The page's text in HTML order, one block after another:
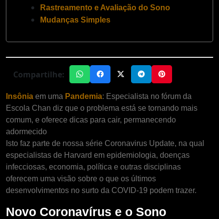
Rastreamento e Avaliação do Sono
Mudanças Simples
Compartilhe:
Insônia em uma Pandemia: Especialista no fórum da
Escola Chan diz que o problema está se tornando mais
comum, e oferece dicas para cair, permanecendo
adormecido
Isto faz parte de nossa série Coronavirus Update, na qual
especialistas de Harvard em epidemiologia, doenças
infecciosas, economia, política e outras disciplinas
oferecem uma visão sobre o que os últimos
desenvolvimentos no surto da COVID-19 podem trazer.
Novo Coronavírus e o Sono